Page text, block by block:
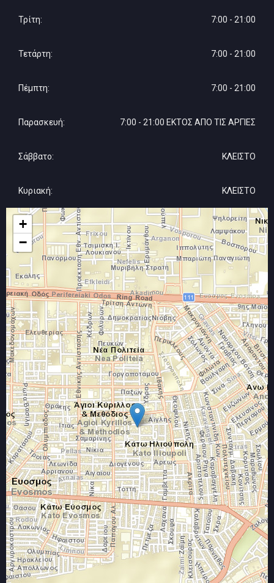
Τρίτη: 7:00 - 21:00
Τετάρτη: 7:00 - 21:00
Πέμπτη: 7:00 - 21:00
Παρασκευή: 7:00 - 21:00 ΕΚΤΟΣ ΑΠΟ ΤΙΣ ΑΡΓΙΕΣ
Σάββατο: ΚΛΕΙΣΤΟ
Κυριακή: ΚΛΕΙΣΤΟ
+
−